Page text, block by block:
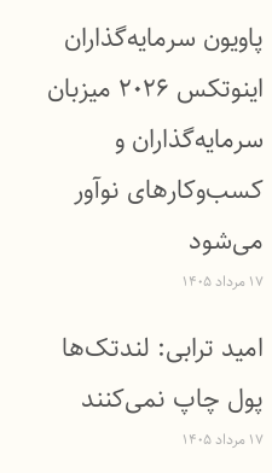
پاویون سرمایه‌گذاران
اینوتکس ۲۰۲۶ میزبان
سرمایه‌گذاران و
کسب‌وکارهای نوآور
می‌شود
۱۷ مرداد ۱۴۰۵
امید ترابی: لندتک‌ها
پول چاپ نمی‌کنند
۱۷ مرداد ۱۴۰۵